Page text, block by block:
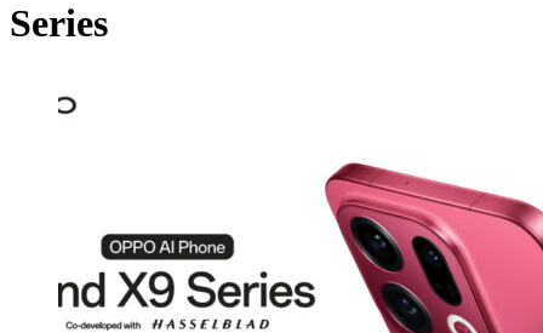
Series